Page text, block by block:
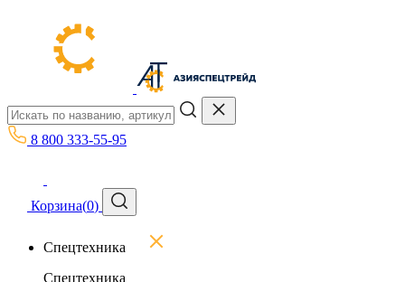
8 800 333-55-95
Корзина(0)
Спецтехника
Спецтехника